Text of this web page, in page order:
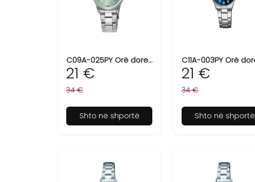
C09A-025PY Orë dore për femra Q&Q
21 €
34 €
Shto në shportë
21 €
34 €
Shto në shportë